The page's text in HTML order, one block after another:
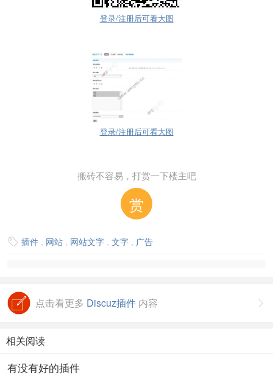
登录/注册后可看大图
登录/注册后可看大图
搬砖不容易，打赏一下楼主吧
赏
 插件 , 网站 , 网站文字 , 文字 , 广告

点击看更多 Discuz插件 内容
相关阅读
有没有好的插件